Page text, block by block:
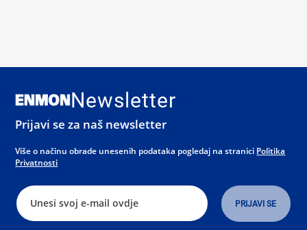
Newsletter
Prijavi se za naš newsletter
Više o načinu obrade unesenih podataka pogledaj na stranici Politika
Privatnosti